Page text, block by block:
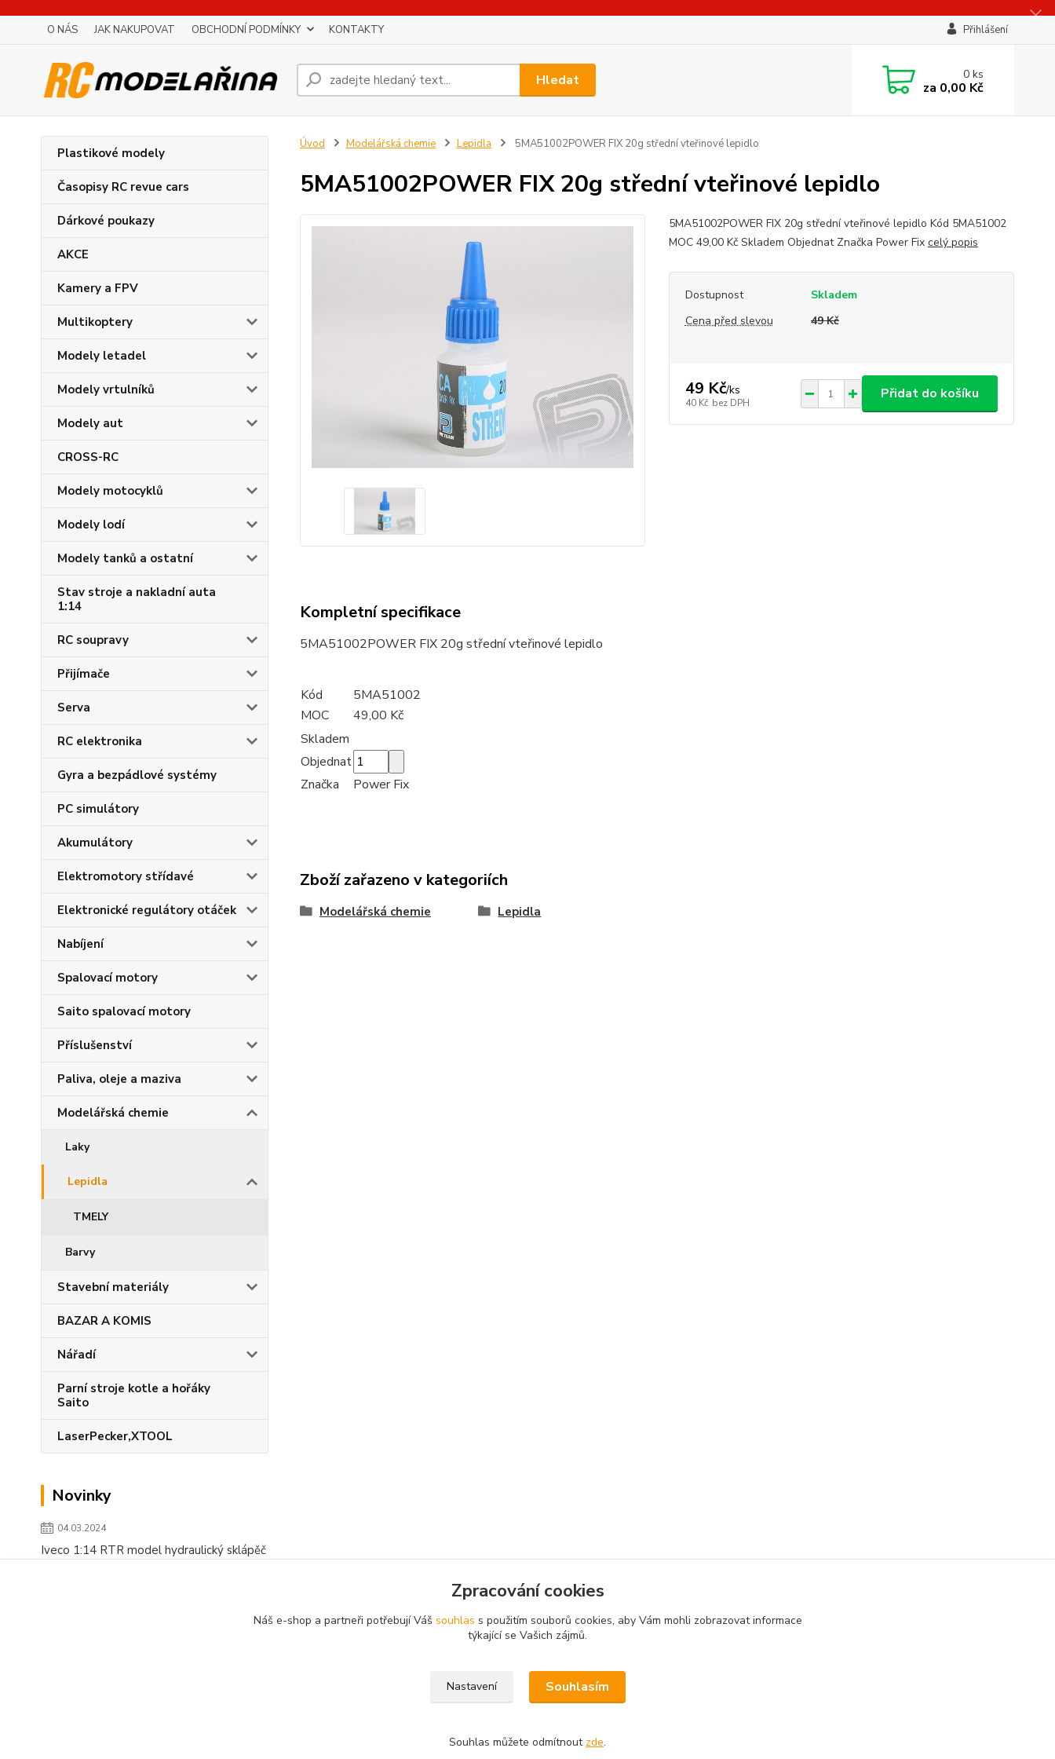
O NÁS JAK NAKUPOVAT OBCHODNÍ PODMÍNKY KONTAKTY Přihlášení
Hledat 0ks
za 0,00 Kč
Plastikové modely
Časopisy RC revue cars
Dárkové poukazy
AKCE
Kamery a FPV
Multikoptery
Modely letadel
Modely vrtulníků
Modely aut
CROSS-RC
Modely motocyklů
Modely lodí
Modely tanků a ostatní
Stav stroje a nakladní auta
1:14
RC soupravy
Přijímače
Serva
RC elektronika
Gyra a bezpádlové systémy
PC simulátory
Akumulátory
Elektromotory střídavé
Elektronické regulátory otáček
Nabíjení
Spalovací motory
Saito spalovací motory
Příslušenství
Paliva, oleje a maziva
Modelářská chemie
Laky
Lepidla
TMELY
Barvy
Stavební materiály
BAZAR A KOMIS
Nářadí
Parní stroje kotle a hořáky
Saito
LaserPecker,XTOOL
Novinky
04.03.2024
Iveco 1:14 RTR model hydraulický sklápěč
Úvod Modelářská chemie Lepidla 5MA51002POWER FIX 20g střední vteřinové lepidlo
5MA51002POWER FIX 20g střední vteřinové lepidlo
5MA51002POWER FIX 20g střední vteřinové lepidlo Kód 5MA51002
MOC 49,00 Kč Skladem Objednat Značka Power Fix celý popis
Dostupnost
Skladem
Cena před slevou
49 Kč
49 Kč/ks
40 Kč bez DPH
Přidat do košíku
Kompletní specifikace
5MA51002POWER FIX 20g střední vteřinové lepidlo
Kód
5MA51002
MOC
49,00 Kč
Skladem
Objednat
Značka
Power Fix
Zboží zařazeno v kategoriích
Modelářská chemie Lepidla
Zpracování cookies
Náš e-shop a partneři potřebují Váš souhlas s použitím souborů cookies, aby Vám mohli zobrazovat informace
týkající se Vašich zájmů.
Nastavení Souhlasím
Souhlas můžete odmítnout zde.